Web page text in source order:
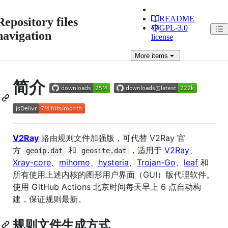
files
README
GPL-3.0
license
Moreitems
简介
V2Ray 路由规则文件加强版，可代替 V2Ray 官
方
geoip.dat 和 geosite.dat ，适用于 V2Ray、
Xray-core
mihomo hysteria Trojan-Go leaf 和
所有使用上述内核的图形用户界面（GUI）版代理软件。
使用 GitHub Actions 北京时间每天早上 6 点自动构
建，保证规则最新。
规则文件生成方式